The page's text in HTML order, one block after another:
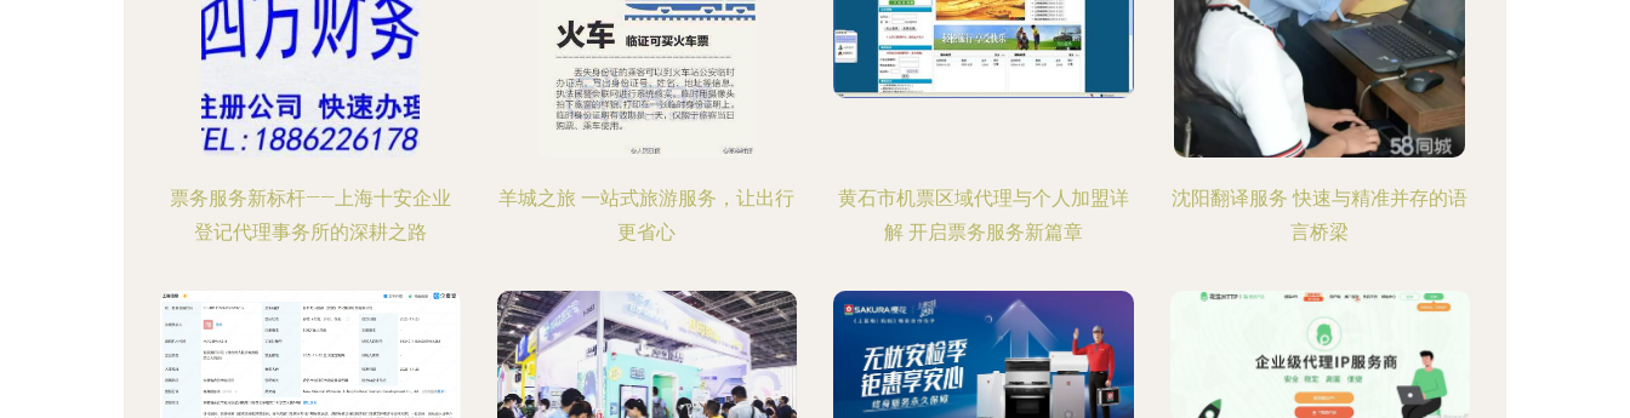
票务服务新标杆——上海十安企业
登记代理事务所的深耕之路
羊城之旅 一站式旅游服务，让出行
更省心
黄石市机票区域代理与个人加盟详
解 开启票务服务新篇章
沈阳翻译服务 快速与精准并存的语
言桥梁